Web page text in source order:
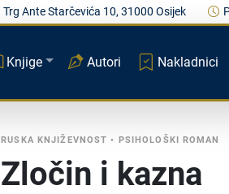
Trg Ante Starčevića 10, 31000 Osijek
Knjige Autori Nakladnici
RUSKA KNJIŽEVNOST • PSIHOLOŠKI ROMAN
Zločin i kazna